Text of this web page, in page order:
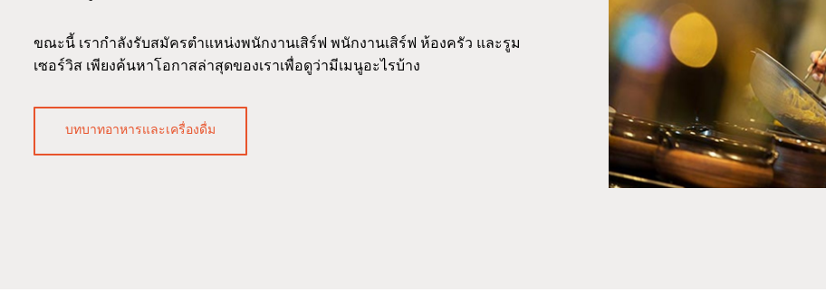
ขณะนี้ เรากำลังรับสมัครตำแหน่งพนักงานเสิร์ฟ พนักงานเสิร์ฟ ห้องครัว และรูม
เซอร์วิส เพียงค้นหาโอกาสล่าสุดของเราเพื่อดูว่ามีเมนูอะไรบ้าง
บทบาทอาหารและเครื่องดื่ม